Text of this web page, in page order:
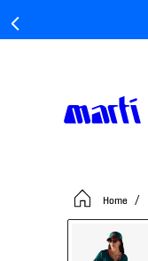
tenis mujer
tenis hombre